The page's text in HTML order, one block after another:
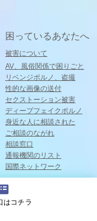
困っているあなたへ
被害について
AV、風俗関係で困りごと
リベンジポルノ、盗撮
性的な画像の送付
​セクストーション被害
​ディープフェイクポルノ
身近な人に相談された
ご相談のながれ
相談窓口
通報機関のリスト
国際ネットワーク
はコチラ